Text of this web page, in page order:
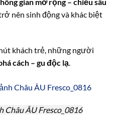
gian mở rộng – chiều sâu
nên sinh động và khác biệt
khách trẻ, những người
cách – gu độc lạ.
Châu ÂU Fresco_0816